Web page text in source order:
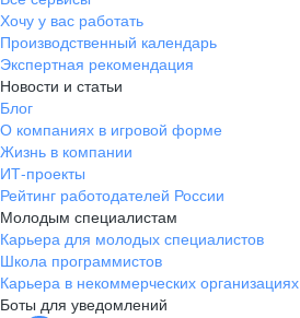
Хочу у вас работать
Производственный календарь
Экспертная рекомендация
Новости и статьи
Блог
О компаниях в игровой форме
Жизнь в компании
ИТ-проекты
Рейтинг работодателей России
Молодым специалистам
Карьера для молодых специалистов
Школа программистов
Карьера в некоммерческих организациях
Боты для уведомлений